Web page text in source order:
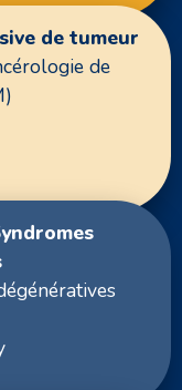
de tumeur
de